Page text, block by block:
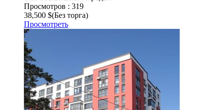
Просмотров : 319
38,500 $(Без торга)
Просмотреть